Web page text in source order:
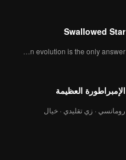
Episode 8(Part 4):
Swallowed Star
Human evolution is the only answer.
الإمبراطورة العظيمة
رومانسي · زي تقليدي · خيال